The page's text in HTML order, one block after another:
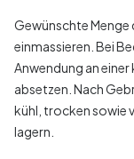
Gewünschte
einmassieren. Bei
Anwendung an
absetzen. Nach
kühl, trocken sowie
lagern.